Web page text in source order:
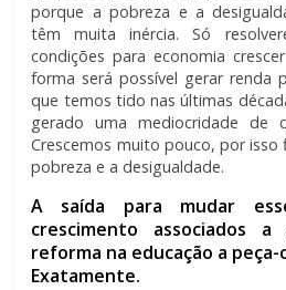
porque a pobreza e a
têm muita inércia. Só
condições para economia
forma será possível gerar renda
que temos tido nas últimas
gerado uma mediocridade de
Crescemos muito pouco, por isso
pobreza e a desigualdade.
A saída para mudar
crescimento associados
reforma na educação a peça-
Exatamente.